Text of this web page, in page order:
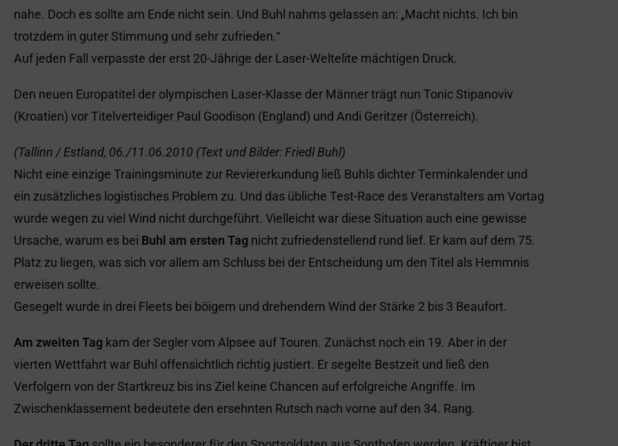
nahe. Doch es sollte am Ende nicht sein. Und Buhl nahms gelassen an: „Macht nichts. Ich bin
trotzdem in guter Stimmung und sehr zufrieden.“
Auf jeden Fall verpasste der erst 20-Jährige der Laser-Weltelite mächtigen Druck.
Den neuen Europatitel der olympischen Laser-Klasse der Männer trägt nun Tonic Stipanoviv
(Kroatien) vor Titelverteidiger Paul Goodison (England) und Andi Geritzer (Österreich).
(Tallinn / Estland, 06./11.06.2010 (Text und Bilder: Friedl Buhl)
Nicht eine einzige Trainingsminute zur Reviererkundung ließ Buhls dichter Terminkalender und
ein zusätzliches logistisches Problem zu. Und das übliche Test-Race des Veranstalters am Vortag
wurde wegen zu viel Wind nicht durchgeführt. Vielleicht war diese Situation auch eine gewisse
Ursache, warum es bei Buhl am ersten Tag nicht zufriedenstellend rund lief. Er kam auf dem 75.
Platz zu liegen, was sich vor allem am Schluss bei der Entscheidung um den Titel als Hemmnis
erweisen sollte.
Gesegelt wurde in drei Fleets bei böigem und drehendem Wind der Stärke 2 bis 3 Beaufort.
Am zweiten Tag kam der Segler vom Alpsee auf Touren. Zunächst noch ein 19. Aber in der
vierten Wettfahrt war Buhl offensichtlich richtig justiert. Er segelte Bestzeit und ließ den
Verfolgern von der Startkreuz bis ins Ziel keine Chancen auf erfolgreiche Angriffe. Im
Zwischenklassement bedeutete den ersehnten Rutsch nach vorne auf den 34. Rang.